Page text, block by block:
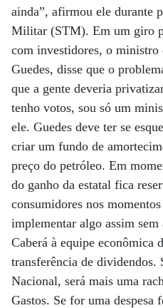
ainda”, afirmou ele durante
Militar (STM). Em um giro
com investidores, o ministro
Guedes, disse que o
que a gente deveria
tenho votos, sou só um
ele. Guedes deve ter se
criar um fundo de
preço do petróleo. Em
do ganho da estatal fica
consumidores nos
implementar algo assim
Caberá à equipe econômica
transferência de dividendos.
Nacional, será mais uma
Gastos. Se for uma